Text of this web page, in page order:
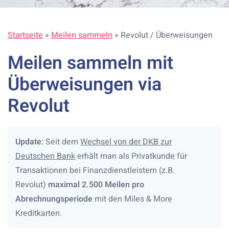
Startseite » Meilen sammeln » Revolut / Überweisungen
Meilen sammeln mit
Überweisungen via
Revolut
Update: Seit dem Wechsel von der DKB zur
Deutschen Bankerhält man als Privatkunde für
Transaktionen bei Finanzdienstleistern (z.B.
Revolut) maximal 2.500 Meilen pro
Abrechnungsperiode mit den Miles & More
Kreditkarten.